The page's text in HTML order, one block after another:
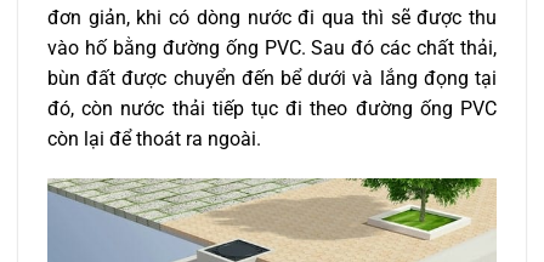
đơn giản, khi có dòng nước đi qua thì sẽ được thu
vào hố bằng đường ống PVC. Sau đó các chất thải,
bùn đất được chuyển đến bể dưới và lắng đọng tại
đó, còn nước thải tiếp tục đi theo đường ống PVC
còn lại để thoát ra ngoài.